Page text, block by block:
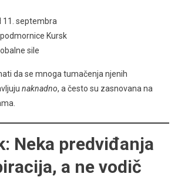
11. septembra
Kursk
sile
da se mnoga tumačenja njenih
naknadno, a često su zasnovana na
Neka predviđanja
a ne vodič